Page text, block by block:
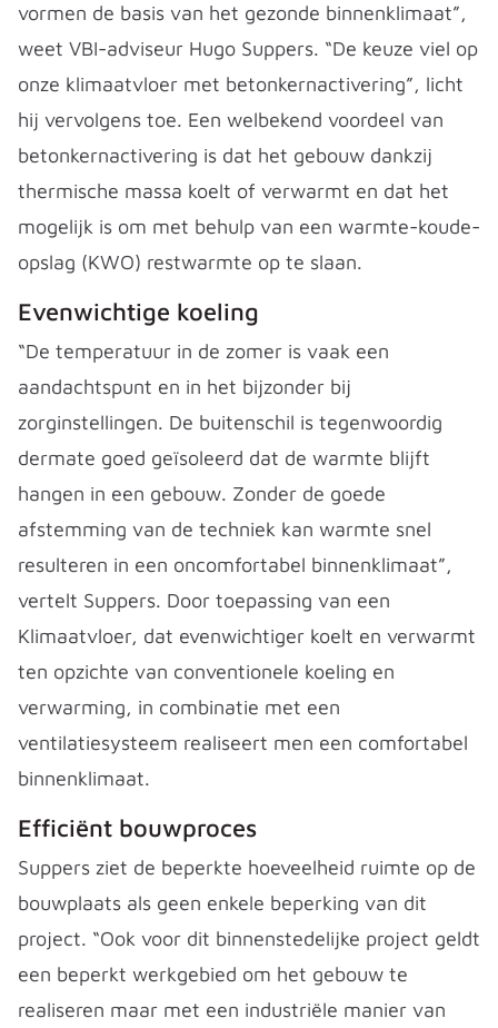
vormen de basis van het gezonde binnenklimaat”,
weet VBI-adviseur Hugo Suppers. “De keuze viel op
onze klimaatvloer met betonkernactivering”, licht
hij vervolgens toe. Een welbekend voordeel van
betonkernactivering is dat het gebouw dankzij
thermische massa koelt of verwarmt en dat het
mogelijk is om met behulp van een warmte-koude-
opslag (KWO) restwarmte op te slaan.
Evenwichtige koeling
“De temperatuur in de zomer is vaak een
aandachtspunt en in het bijzonder bij
zorginstellingen. De buitenschil is tegenwoordig
dermate goed geïsoleerd dat de warmte blijft
hangen in een gebouw. Zonder de goede
afstemming van de techniek kan warmte snel
resulteren in een oncomfortabel binnenklimaat”,
vertelt Suppers. Door toepassing van een
Klimaatvloer, dat evenwichtiger koelt en verwarmt
ten opzichte van conventionele koeling en
verwarming, in combinatie met een
ventilatiesysteem realiseert men een comfortabel
binnenklimaat.
Efficiënt bouwproces
Suppers ziet de beperkte hoeveelheid ruimte op de
bouwplaats als geen enkele beperking van dit
project. “Ook voor dit binnenstedelijke project geldt
een beperkt werkgebied om het gebouw te
realiseren maar met een industriële manier van